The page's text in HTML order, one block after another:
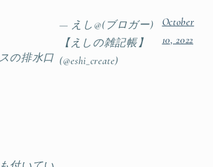
の排水口
— えし@(ブロガー)
【えしの雑記帳】
(@eshi_create)
October
10, 2022